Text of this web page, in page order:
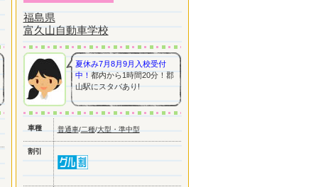
福島県
富久山自動車学校
夏休み7月8月9月入校受付
中！ 都内から1時間20分！郡
山駅にスタバあり!
車種 普通車/二種/大型・準中型
割引